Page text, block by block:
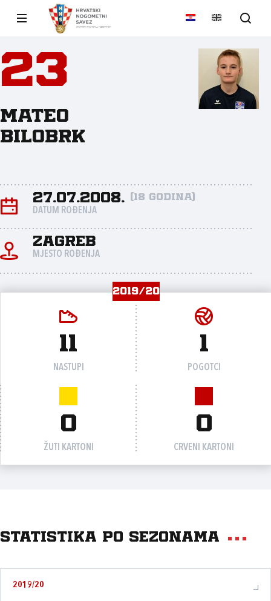
23
Mateo
Bilobrk
27.07.2008. (18 godina)
DATUM ROĐENJA
Zagreb
MJESTO ROĐENJA
2019/20
11
NASTUPI
1
POGOTCI
0
ŽUTI KARTONI
0
CRVENI KARTONI
Statistika po sezonama
2019/20